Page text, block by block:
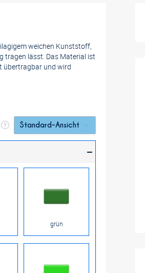
weichen Kunststoff,
tragen lässt. Das Material ist
übertragbar und wird
grün